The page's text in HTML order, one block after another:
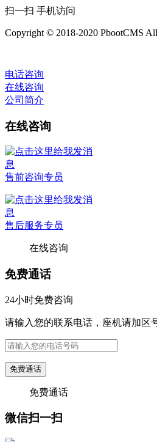
扫一扫 手机访问
Copyright © 2018-2020 PbootCMS
电话咨询
在线咨询
公司简介
在线咨询
售前咨询专员
售后服务专员
在线咨询
免费通话
24小时免费咨询
请输入您的联系电话，座机请加区
免费通话
免费通话
微信扫一扫